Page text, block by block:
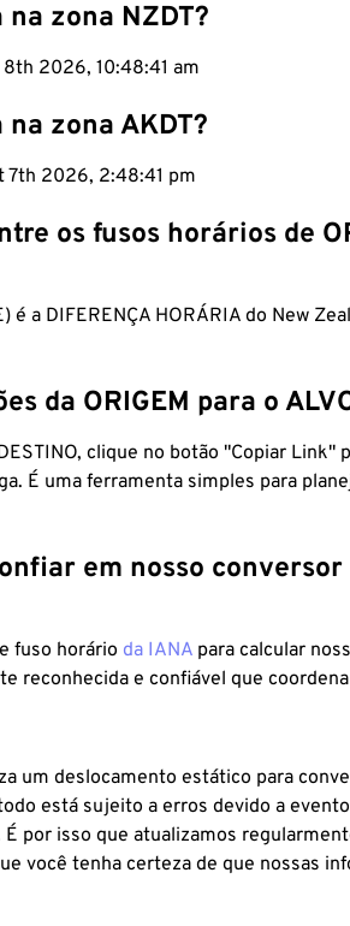
zona NZDT?
2026, 10:48:42 am
zona AKDT?
7th 2026, 2:48:42 pm
os fusos horários de
é a DIFERENÇA HORÁRIA do New
da ORIGEM para o
clique no botão "Copiar Link"
É uma ferramenta simples para
em nosso conversor
fuso horário da IANA para calcular
reconhecida e confiável que
um deslocamento estático para
está sujeito a erros devido a
por isso que atualizamos
você tenha certeza de que nossas